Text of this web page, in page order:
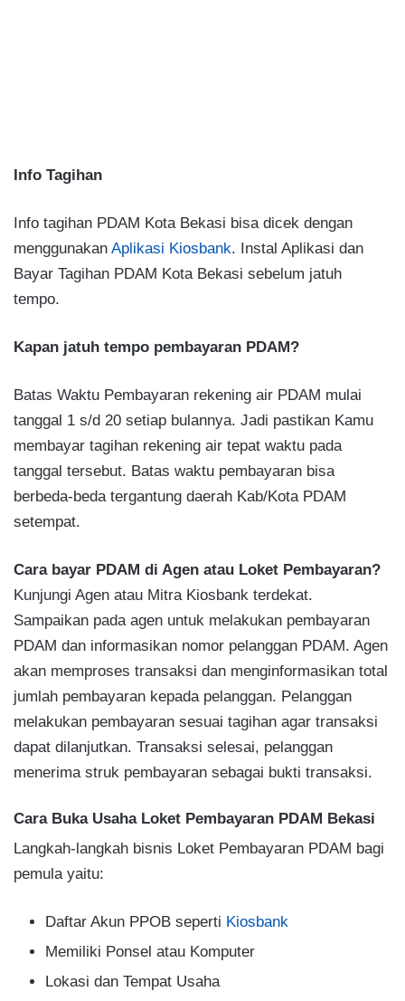
Info Tagihan
Info tagihan PDAM Kota Bekasi bisa dicek dengan
menggunakan Aplikasi Kiosbank. Instal Aplikasi dan
Bayar Tagihan PDAM Kota Bekasi sebelum jatuh
tempo.
Kapan jatuh tempo pembayaran PDAM?
Batas Waktu Pembayaran rekening air PDAM mulai
tanggal 1 s/d 20 setiap bulannya. Jadi pastikan Kamu
membayar tagihan rekening air tepat waktu pada
tanggal tersebut. Batas waktu pembayaran bisa
berbeda-beda tergantung daerah Kab/Kota PDAM
setempat.
Cara bayar PDAM di Agen atau Loket Pembayaran?
Kunjungi Agen atau Mitra Kiosbank terdekat.
Sampaikan pada agen untuk melakukan pembayaran
PDAM dan informasikan nomor pelanggan PDAM. Agen
akan memproses transaksi dan menginformasikan total
jumlah pembayaran kepada pelanggan. Pelanggan
melakukan pembayaran sesuai tagihan agar transaksi
dapat dilanjutkan. Transaksi selesai, pelanggan
menerima struk pembayaran sebagai bukti transaksi.
Cara Buka Usaha Loket Pembayaran PDAM Bekasi
Langkah-langkah bisnis Loket Pembayaran PDAM bagi
pemula yaitu:
Daftar Akun PPOB seperti Kiosbank
Memiliki Ponsel atau Komputer
Lokasi dan Tempat Usaha